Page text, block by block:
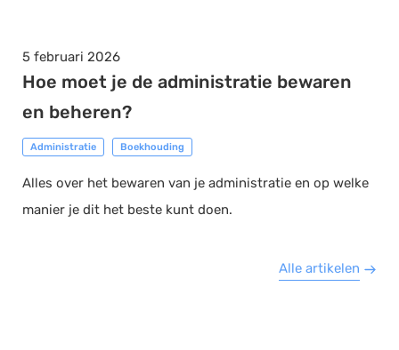
5 februari 2026
Hoe moet je de administratie bewaren
en beheren?
Administratie Boekhouding
Alles over het bewaren van je administratie en op welke
manier je dit het beste kunt doen.
Alle artikelen